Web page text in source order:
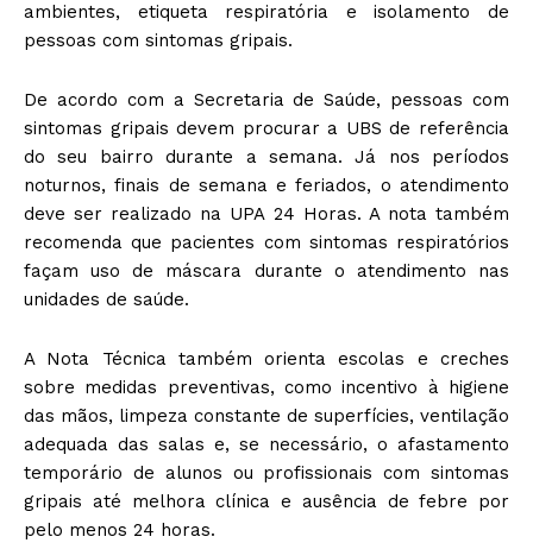
ambientes, etiqueta respiratória e isolamento de
pessoas com sintomas gripais.
De acordo com a Secretaria de Saúde, pessoas com
sintomas gripais devem procurar a UBS de referência
do seu bairro durante a semana. Já nos períodos
noturnos, finais de semana e feriados, o atendimento
deve ser realizado na UPA 24 Horas. A nota também
recomenda que pacientes com sintomas respiratórios
façam uso de máscara durante o atendimento nas
unidades de saúde.
A Nota Técnica também orienta escolas e creches
sobre medidas preventivas, como incentivo à higiene
das mãos, limpeza constante de superfícies, ventilação
adequada das salas e, se necessário, o afastamento
temporário de alunos ou profissionais com sintomas
gripais até melhora clínica e ausência de febre por
pelo menos 24 horas.